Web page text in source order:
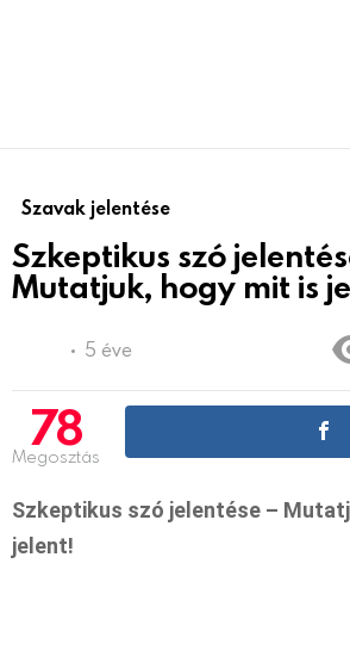
Szavak jelentése
Szkeptikus szó
Mutatjuk, hogy mit is
5 éve
78
Megosztás
Szkeptikus szó jelentése –
jelent!